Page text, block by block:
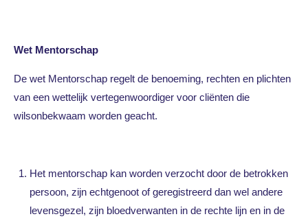
Wet Mentorschap
De wet Mentorschap regelt de benoeming, rechten en plichten
van een wettelijk vertegenwoordiger voor cliënten die
wilsonbekwaam worden geacht.
Het mentorschap kan worden verzocht door de betrokken
persoon, zijn echtgenoot of geregistreerd dan wel andere
levensgezel, zijn bloedverwanten in de rechte lijn en in de